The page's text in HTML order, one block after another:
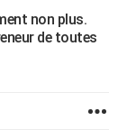
non plus.
de toutes